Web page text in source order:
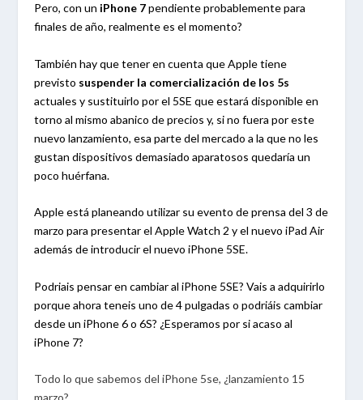
Pero, con un iPhone 7pendiente probablemente para
finales de año, realmente es el momento?
También hay que tener en cuenta que Apple tiene
previsto suspender la comercialización de los 5s
actuales y sustituirlo por el 5SE que estará disponible en
torno al mismo abanico de precios y, si no fuera por este
nuevo lanzamiento, esa parte del mercado a la que no les
gustan dispositivos demasiado aparatosos quedaría un
poco huérfana.
Apple está planeando utilizar su evento de prensa del 3 de
marzo para presentar el Apple Watch 2 y el nuevo iPad Air
además de introducir el nuevo iPhone 5SE.
Podriais pensar en cambiar al iPhone 5SE? Vais a adquirirlo
porque ahora teneis uno de 4 pulgadas o podriáis cambiar
desde un iPhone 6 o 6S? ¿Esperamos por si acaso al
iPhone 7?
Todo lo que sabemos del iPhone 5se, ¿lanzamiento 15
marzo?